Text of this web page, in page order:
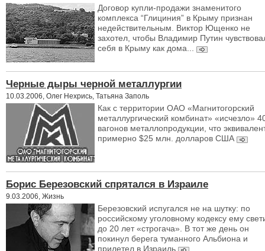
Договор купли-продажи знаменитого
комплекса “Глициния” в Крыму признан
недействительным. Виктор Ющенко не
захотел, чтобы Владимир Путин
себя в Крыму как дома...
Черные дыры черной металлургии
10.03.2006, Олег Нехрись, Татьяна Заполь
Как с территории ОАО «Магнитогорский
металлургический комбинат» «исчезло»
вагонов металлопродукции, что
примерно $25 млн. долларов США
Борис Березовский спрятался в Израиле
9.03.2006, Жизнь
Березовский испугался не на шутку: по
российскому уголовному кодексу ему
до 20 лет «строгача». В тот же день он
покинул берега туманного Альбиона и
прилетел в Израиль